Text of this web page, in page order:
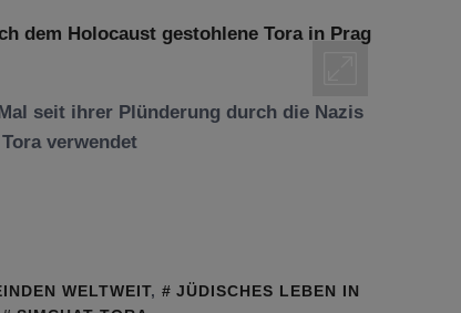
seit ihrer Plünderung durch die Nazis
verwendet
WELTWEIT,
JÜDISCHES LEBEN IN